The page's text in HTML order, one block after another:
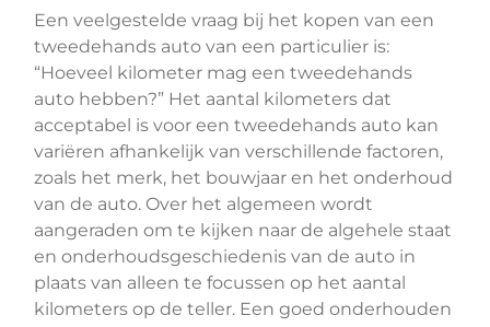
Een veelgestelde vraag bij het kopen van een
tweedehands auto van een particulier is:
“Hoeveel kilometer mag een tweedehands
auto hebben?” Het aantal kilometers dat
acceptabel is voor een tweedehands auto kan
variëren afhankelijk van verschillende factoren,
zoals het merk, het bouwjaar en het onderhoud
van de auto. Over het algemeen wordt
aangeraden om te kijken naar de algehele staat
en onderhoudsgeschiedenis van de auto in
plaats van alleen te focussen op het aantal
kilometers op de teller. Een goed onderhouden